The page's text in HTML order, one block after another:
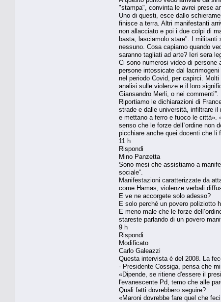
"stampa", convinta le avrei prese
Uno di questi, esce dallo
finisce a terra. Altri manifestanti
non allacciato e poi i due colpi di
basta, lasciamolo stare". I militanti
nessuno. Cosa capiamo quando
saranno tagliati ad arte? Ieri sera
Ci sono numerosi video di persone
persone intossicate dal
nel periodo Covid, per capirci.
analisi sulle violenze e il loro
Giansandro Merli, o nei commenti”.
Riportiamo le dichiarazioni di
strade e dalle università, infiltrare
e mettano a ferro e fuoco le città».
senso che le forze dell`ordine non
picchiare anche quei docenti che li
11 h
Rispondi
Mino Panzetta
Sono mesi che assistiamo a
sociale”.
Manifestazioni caratterizzate da
come Hamas, violenze verbali
E ve ne accorgete solo adesso?
E solo perché un povero poliziotto
E meno male che le forze
stareste parlando di un povero
9 h
Rispondi
Modificato
Carlo Galeazzi
Questa intervista è del 2008. La
- Presidente Cossiga, pensa che
«Dipende, se ritiene d'essere il
l'evanescente Pd, temo che alle
Quali fatti dovrebbero seguire?
«Maroni dovrebbe fare quel che